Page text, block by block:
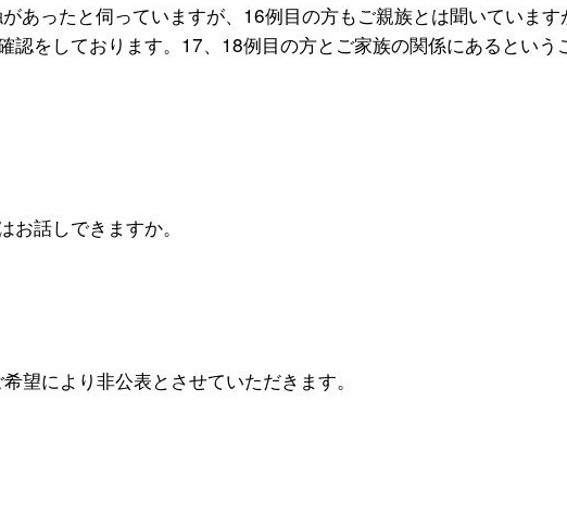
あったと伺っていますが、16例目の方もご親族とは聞いています
認をしております。17、18例目の方とご家族の関係にあるという
話しできますか。
望により非公表とさせていただきます。